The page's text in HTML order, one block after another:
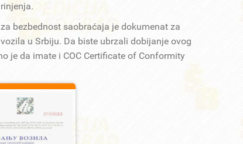
bezbednost saobraćaja je dokumenat za
u Srbiju. Da biste ubrzali dobijanje ovog
je da imate i COC Certificate of Conformity